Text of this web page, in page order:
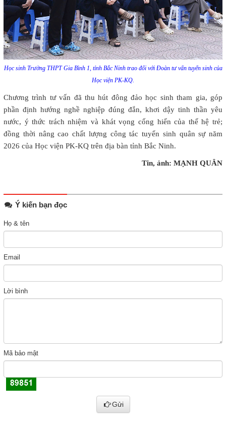
Học sinh Trường THPT Gia Bình 1, tỉnh Bắc Ninh trao đổi với Đoàn tư vấn tuyển sinh của
Học viện PK-KQ.
Chương trình tư vấn đã thu hút đông đảo học sinh tham gia, góp
phần định hướng nghề nghiệp đúng đắn, khơi dậy tinh thần yêu
nước, ý thức trách nhiệm và khát vọng cống hiến của thế hệ trẻ;
đồng thời nâng cao chất lượng công tác tuyển sinh quân sự năm
2026 của Học viện PK-KQ trên địa bàn tỉnh Bắc Ninh.
Tin, ảnh: MẠNH QUÂN
Ý kiến bạn đọc
Họ & tên
Email
Lời bình
Mã bảo mật
Gửi